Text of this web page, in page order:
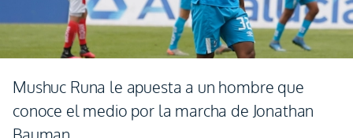
Mushuc Runa le apuesta a un hombre que
conoce el medio por la marcha de Jonathan